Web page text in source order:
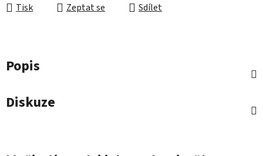
Tisk Zeptat se Sdílet
Popis
Diskuze